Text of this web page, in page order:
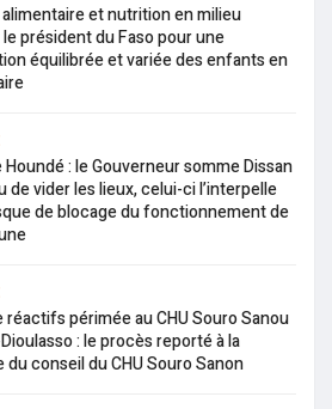
et nutrition en milieu
président du Faso pour une
équilibrée et variée des enfants en
Houndé : le Gouverneur somme Dissan
de vider les lieux, celui-ci l’interpelle
de blocage du fonctionnement de
réactifs périmée au CHU Souro Sanou
: le procès reporté à la
du conseil du CHU Souro Sanon